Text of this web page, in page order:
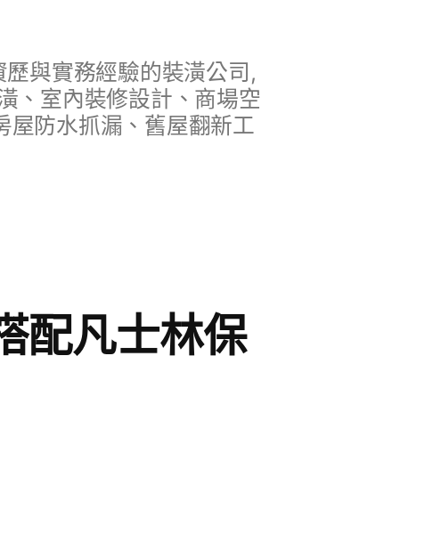
與實務經驗的裝潢公司,
、室內裝修設計、商場空
屋防水抓漏、舊屋翻新工
配凡士林保